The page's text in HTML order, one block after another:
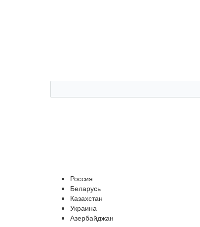
Россия
Беларусь
Казахстан
Украина
Азербайджан